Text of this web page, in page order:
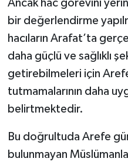
Ancak hac görevini
bir değerlendirme
hacıların Arafat’ta
daha güçlü ve sağlıklı
getirebilmeleri için
tutmamalarının daha
belirtmektedir.
Bu doğrultuda Arefe
bulunmayan